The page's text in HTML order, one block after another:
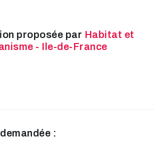
proposée par Habitat et
- Ile-de-France
: